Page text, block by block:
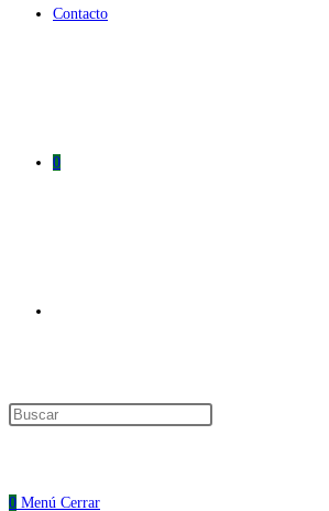
Contacto
0
0 Menú Cerrar